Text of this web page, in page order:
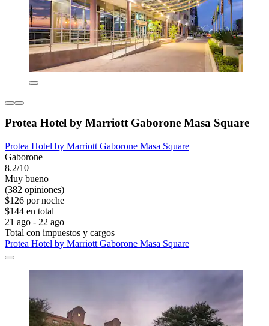
Protea Hotel by Marriott Gaborone Masa Square
Protea Hotel by Marriott Gaborone Masa Square
Gaborone
8.2/10
Muy bueno
(382 opiniones)
$126 por noche
$144 en total
21 ago - 22 ago
Total con impuestos y cargos
Protea Hotel by Marriott Gaborone Masa Square